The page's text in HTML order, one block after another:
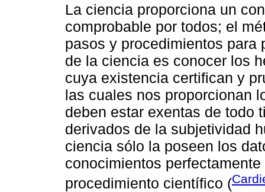
La ciencia proporciona un
comprobable por todos; el
pasos y procedimientos para
de la ciencia es conocer los
cuya existencia certifican y
las cuales nos proporcionan
deben estar exentas de todo
derivados de la subjetividad
ciencia sólo la poseen los
conocimientos
procedimiento científico (